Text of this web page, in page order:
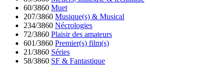
60/3860 Muet
207/3860 Musique(s) & Musical
234/3860 Nécrologies
72/3860 Plaisir des amateurs
601/3860 Premier(s) film(s)
21/3860 Séries
58/3860 SF & Fantastique